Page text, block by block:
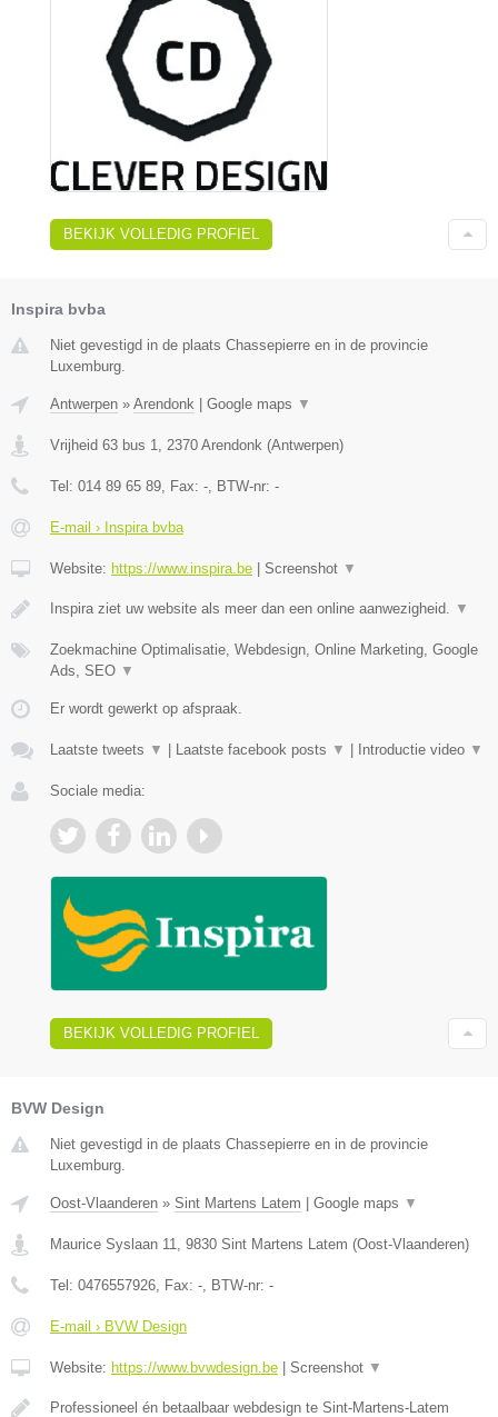
BEKIJK VOLLEDIG PROFIEL
Inspira bvba
Niet gevestigd in de plaats Chassepierre en in de provincie
Luxemburg.
Antwerpen » Arendonk Google maps ▼
Vrijheid 63 bus 1 2370 Arendonk (Antwerpen)
Tel: 014 89 65 89 , Fax: - , BTW-nr: -
E-mail › Inspira bvba
Website: https://www.inspira.be Screenshot ▼
Inspira ziet uw website als meer dan een online aanwezigheid. ▼
Zoekmachine Optimalisatie, Webdesign, Online Marketing, Google
Ads, SEO ▼
Er wordt gewerkt op afspraak.
Laatste tweets ▼ Laatste facebook posts ▼ Introductie video ▼
Sociale media:
BEKIJK VOLLEDIG PROFIEL
BVW Design
Niet gevestigd in de plaats Chassepierre en in de provincie
Luxemburg.
Oost-Vlaanderen » Sint Martens Latem Google maps ▼
Maurice Syslaan 11 9830 Sint Martens Latem (Oost-Vlaanderen)
Tel: 0476557926 , Fax: - , BTW-nr: -
E-mail › BVW Design
Website: https://www.bvwdesign.be Screenshot ▼
Professioneel én betaalbaar webdesign te Sint-Martens-Latem